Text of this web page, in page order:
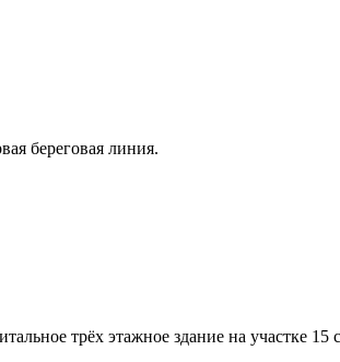
береговая линия.
трёх этажное здание на участке